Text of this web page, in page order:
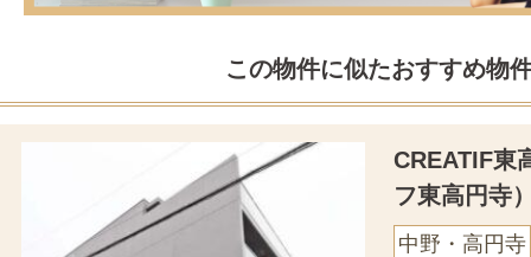
この物件に似たおすすめ物
CREATIF東
フ東高円寺
中野・高円寺